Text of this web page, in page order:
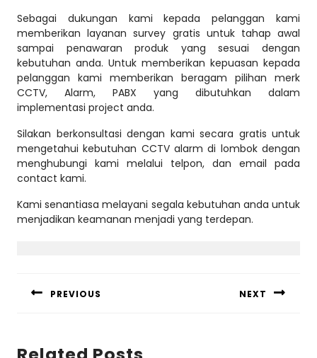
Sebagai dukungan kami kepada pelanggan kami
memberikan layanan survey gratis untuk tahap awal
sampai penawaran produk yang sesuai dengan
kebutuhan anda. Untuk memberikan kepuasan kepada
pelanggan kami memberikan beragam pilihan merk
CCTV, Alarm, PABX yang dibutuhkan dalam
implementasi project anda.
Silakan berkonsultasi dengan kami secara gratis untuk
mengetahui kebutuhan CCTV alarm di lombok dengan
menghubungi kami melalui telpon, dan email pada
contact kami.
Kami senantiasa melayani segala kebutuhan anda untuk
menjadikan keamanan menjadi yang terdepan.
navigation
PREVIOUS NEXT